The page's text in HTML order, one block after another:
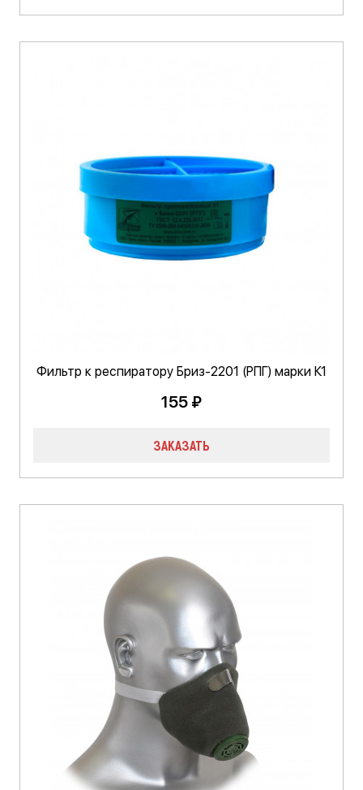
Фильтр к респиратору Бриз-2201 (РПГ) марки К1
155 ₽
ЗАКАЗАТЬ